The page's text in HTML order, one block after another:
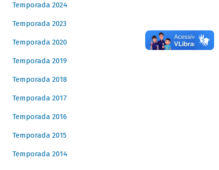
Temporada 2024
Temporada 2023
Temporada 2020
Temporada 2019
Temporada 2018
Temporada 2017
Temporada 2016
Temporada 2015
Temporada 2014